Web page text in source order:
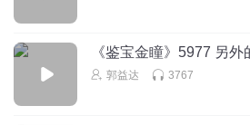
《鉴宝金瞳》5977 另外
郭益达 3767